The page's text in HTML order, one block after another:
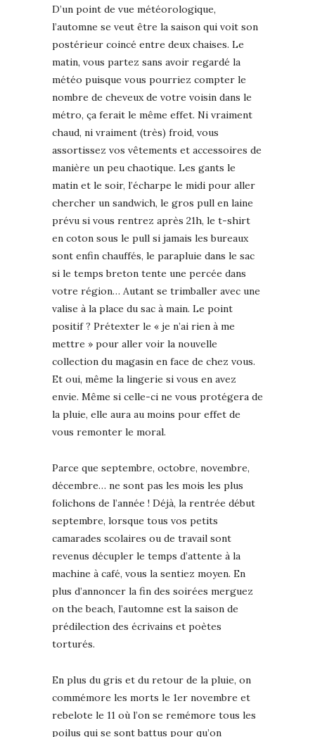
D’un point de vue météorologique,
l’automne se veut être la saison qui voit son
postérieur coincé entre deux chaises. Le
matin, vous partez sans avoir regardé la
météo puisque vous pourriez compter le
nombre de cheveux de votre voisin dans le
métro, ça ferait le même effet. Ni vraiment
chaud, ni vraiment (très) froid, vous
assortissez vos vêtements et accessoires de
manière un peu chaotique. Les gants le
matin et le soir, l’écharpe le midi pour aller
chercher un sandwich, le gros pull en laine
prévu si vous rentrez après 21h, le t-shirt
en coton sous le pull si jamais les bureaux
sont enfin chauffés, le parapluie dans le sac
si le temps breton tente une percée dans
votre région… Autant se trimballer avec une
valise à la place du sac à main. Le point
positif ? Prétexter le « je n’ai rien à me
mettre » pour aller voir la nouvelle
collection du magasin en face de chez vous.
Et oui, même la lingerie si vous en avez
envie. Même si celle-ci ne vous protégera de
la pluie, elle aura au moins pour effet de
vous remonter le moral.
Parce que septembre, octobre, novembre,
décembre… ne sont pas les mois les plus
folichons de l’année ! Déjà, la rentrée début
septembre, lorsque tous vos petits
camarades scolaires ou de travail sont
revenus décupler le temps d’attente à la
machine à café, vous la sentiez moyen. En
plus d’annoncer la fin des soirées merguez
on the beach, l’automne est la saison de
prédilection des écrivains et poètes
torturés.
En plus du gris et du retour de la pluie, on
commémore les morts le 1er novembre et
rebelote le 11 où l’on se remémore tous les
poilus qui se sont battus pour qu’on